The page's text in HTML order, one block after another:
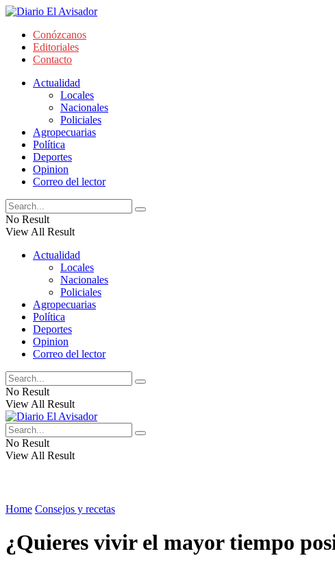
Conózcanos
Editoriales
Contacto
Actualidad
Locales
Nacionales
Policiales
Agropecuarias
Política
Deportes
Opinion
Correo del lector
No Result
View All Result
Actualidad
Locales
Nacionales
Policiales
Agropecuarias
Política
Deportes
Opinion
Correo del lector
No Result
View All Result
No Result
View All Result
Home Consejos y recetas
¿Quieres vivir el mayor tiempo